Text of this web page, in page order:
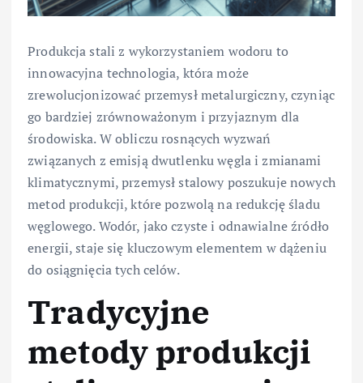
Produkcja stali z wykorzystaniem wodoru to
innowacyjna technologia, która może
zrewolucjonizować przemysł metalurgiczny, czyniąc
go bardziej zrównoważonym i przyjaznym dla
środowiska. W obliczu rosnących wyzwań
związanych z emisją dwutlenku węgla i zmianami
klimatycznymi, przemysł stalowy poszukuje nowych
metod produkcji, które pozwolą na redukcję śladu
węglowego. Wodór, jako czyste i odnawialne źródło
energii, staje się kluczowym elementem w dążeniu
do osiągnięcia tych celów.
Tradycyjne
metody produkcji